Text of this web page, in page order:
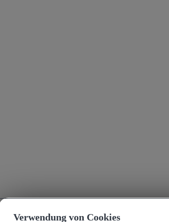
Verwendung von Cookies